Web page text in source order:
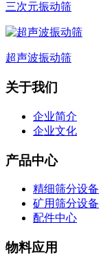
三次元振动筛
超声波振动筛
关于我们
企业简介
企业文化
产品中心
精细筛分设备
矿用筛分设备
配件中心
物料应用